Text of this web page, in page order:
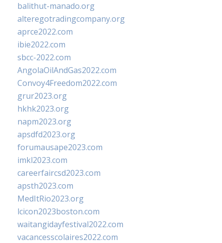
balithut-manado.org
alteregotradingcompany.org
aprce2022.com
ibie2022.com
sbcc-2022.com
AngolaOilAndGas2022.com
Convoy4Freedom2022.com
grur2023.org
hkhk2023.org
napm2023.org
apsdfd2023.org
forumausape2023.com
imkl2023.com
careerfaircsd2023.com
apsth2023.com
MedItRio2023.org
lcicon2023boston.com
waitangidayfestival2022.com
vacancesscolaires2022.com